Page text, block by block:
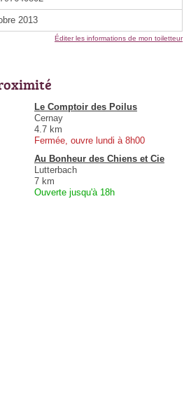
2013
Éditer les informations de mon toiletteur
Le Comptoir des Poilus
Cernay
4.7 km
Fermée, ouvre lundi à 8h00
Au Bonheur des Chiens et Cie
Lutterbach
7 km
Ouverte jusqu'à 18h